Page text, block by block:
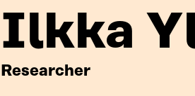
Ilkka
Researcher